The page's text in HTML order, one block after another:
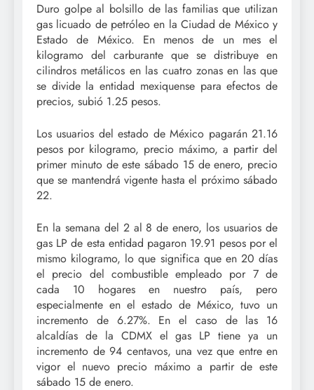
Duro golpe al bolsillo de las familias que utilizan
gas licuado de petróleo en la Ciudad de México y
Estado de México. En menos de un mes el
kilogramo del carburante que se distribuye en
cilindros metálicos en las cuatro zonas en las que
se divide la entidad mexiquense para efectos de
precios, subió 1.25 pesos.
Los usuarios del estado de México pagarán 21.16
pesos por kilogramo, precio máximo, a partir del
primer minuto de este sábado 15 de enero, precio
que se mantendrá vigente hasta el próximo sábado
22.
En la semana del 2 al 8 de enero, los usuarios de
gas LP de esta entidad pagaron 19.91 pesos por el
mismo kilogramo, lo que significa que en 20 días
el precio del combustible empleado por 7 de
cada 10 hogares en nuestro país, pero
especialmente en el estado de México, tuvo un
incremento de 6.27%. En el caso de las 16
alcaldías de la CDMX el gas LP tiene ya un
incremento de 94 centavos, una vez que entre en
vigor el nuevo precio máximo a partir de este
sábado 15 de enero.